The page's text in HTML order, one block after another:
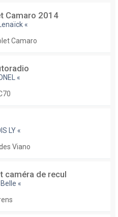
Camaro 2014
«
Camaro
«
LY «
Viano
caméra de recul
«